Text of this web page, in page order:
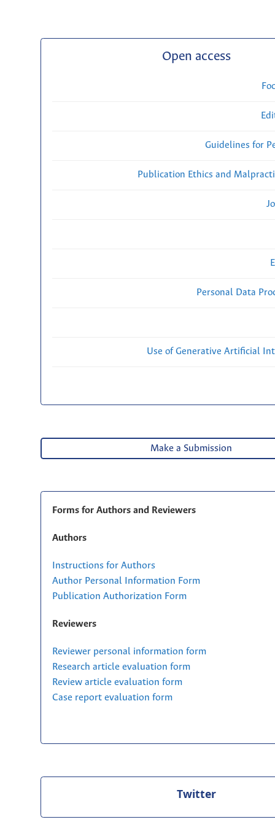
Open access
Guidelines for
Publication Ethics and
Personal Data
Use of Generative Artificial
Make a Submission
Forms for Authors and Reviewers
Authors
Instructions for Authors
Author Personal Information Form
Publication Authorization Form
Reviewers
Reviewer personal information form
Research article evaluation form
Review article evaluation form
Case report evaluation form
Twitter